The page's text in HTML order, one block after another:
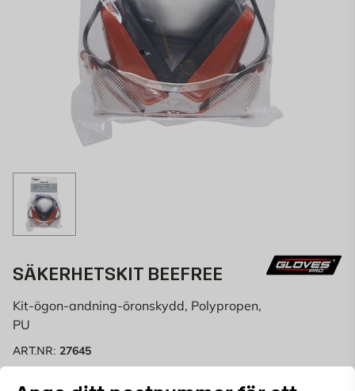
SÄKERHETSKIT BEEFREE
Kit-ögon-andning-öronskydd, Polypropen,
PU
ART.NR: 27645
Säkerhetskit med hörselskydd, skyddsglasögon och